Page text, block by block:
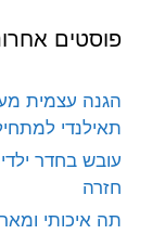
פוסטים
הגנה עצמית
תאילנדי
עובש בחדר
חזרה
תה איכותי